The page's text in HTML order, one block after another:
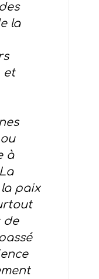
la
et
à
La
paix
de